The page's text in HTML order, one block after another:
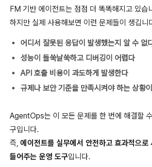
FM 기반 에이전트는 점점 더 똑똑해지고 있습
하지만 실제 사용해보면 이런 문제들이 생깁니
어디서 잘못된 응답이 발생했는지 알 수 없
성능이 들쑥날쑥하고 디버깅이 어렵다
API 호출 비용이 과도하게 발생한다
규제나 보안 기준을 만족시켜야 하는 상황
AgentOps는 이 모든 문제를 한 번에 해결할
구입니다.
즉, 에이전트를 실무에서 안전하고 효과적으로
들어주는 운영 도구입니다.